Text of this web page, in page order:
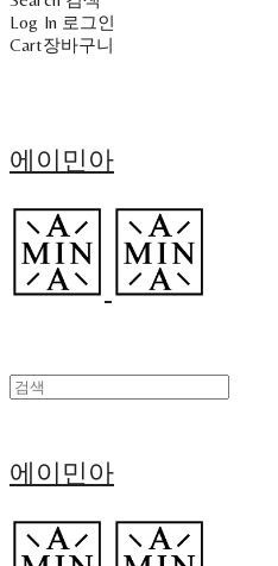
Log In 로그인
Cart장바구니
에이민아
에이민아